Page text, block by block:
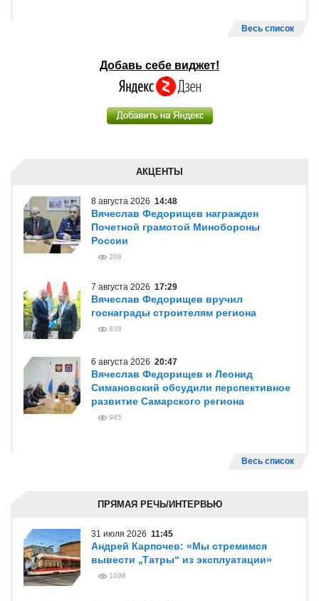
Весь список
Добавь себе виджет!
АКЦЕНТЫ
8 августа 2026 14:48
Вячеслав Федорищев награжден
Почетной грамотой Минобороны
России
208
7 августа 2026 17:29
Вячеслав Федорищев вручил
госнаграды строителям региона
838
6 августа 2026 20:47
Вячеслав Федорищев и Леонид
Симановский обсудили перспективное
развитие Самарского региона
945
Весь список
ПРЯМАЯ РЕЧЬ/ИНТЕРВЬЮ
31 июля 2026 11:45
Андрей Карпочев: «Мы стремимся
вывести „Татры“ из эксплуатации»
1098